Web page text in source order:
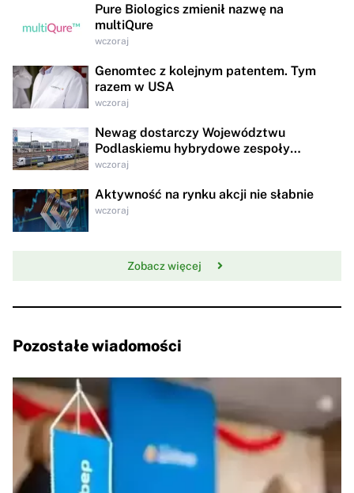
Pure Biologics zmienił nazwę na
multiQure
wczoraj
Genomtec z kolejnym patentem. Tym
razem w USA
wczoraj
Newag dostarczy Województwu
Podlaskiemu hybrydowe zespoły
trakcyjne za 95,8 mln zł
wczoraj
Aktywność na rynku akcji nie słabnie
wczoraj
Zobacz więcej
Pozostałe wiadomości